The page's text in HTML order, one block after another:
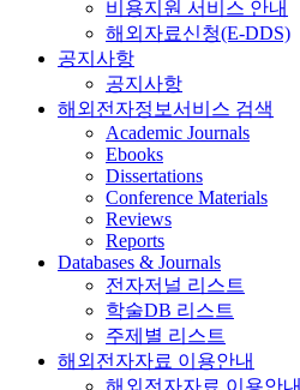
비용지원 서비스 안내
해외자료신청(E-DDS)
공지사항
공지사항
해외전자정보서비스 검색
Academic Journals
Ebooks
Dissertations
Conference Materials
Reviews
Reports
Databases & Journals
전자저널 리스트
학술DB 리스트
주제별 리스트
해외전자자료 이용안내